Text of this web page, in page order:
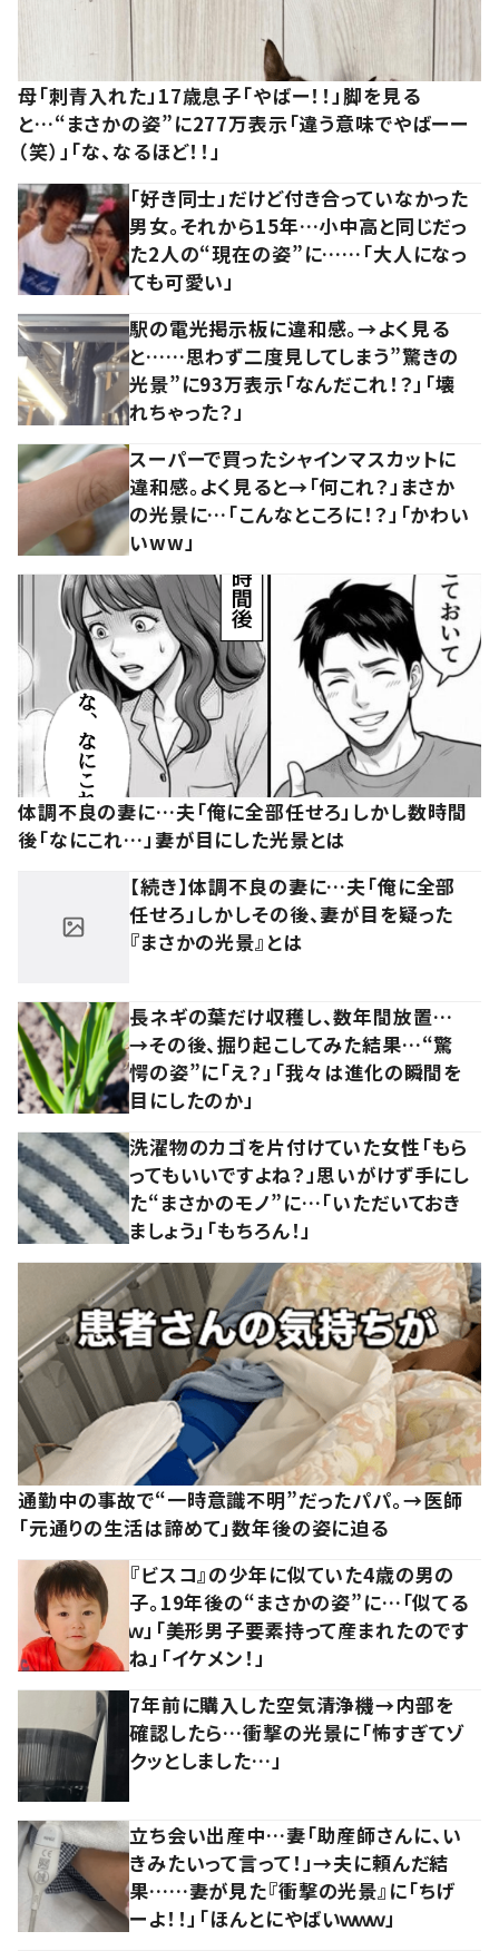
母「刺青入れた」17歳息子「やばー！！」脚を見る
と…“まさかの姿”に277万表示「違う意味でやばーー
（笑）」「な、なるほど！！」
「好き同士」だけど付き合っていなかった
男女。それから15年…小中高と同じだっ
た2人の“現在の姿”に……「大人になっ
ても可愛い」
駅の電光掲示板に違和感。→よく見る
と……思わず二度見してしまう”驚きの
光景”に93万表示「なんだこれ！？」「壊
れちゃった？」
スーパーで買ったシャインマスカットに
違和感。よく見ると→「何これ？」まさか
の光景に…「こんなところに！？」「かわい
いww」
体調不良の妻に…夫「俺に全部任せろ」しかし数時間
後「なにこれ…」妻が目にした光景とは
【続き】体調不良の妻に…夫「俺に全部
任せろ」しかしその後、妻が目を疑った
『まさかの光景』とは
長ネギの葉だけ収穫し、数年間放置…
→その後、掘り起こしてみた結果…“驚
愕の姿”に「え？」「我々は進化の瞬間を
目にしたのか」
洗濯物のカゴを片付けていた女性「もら
ってもいいですよね？」思いがけず手にし
た“まさかのモノ”に…「いただいておき
ましょう」「もちろん！」
通勤中の事故で“一時意識不明”だったパパ。→医師
「元通りの生活は諦めて」数年後の姿に迫る
『ビスコ』の少年に似ていた4歳の男の
子。19年後の“まさかの姿”に…「似てる
ｗ」「美形男子要素持って産まれたのです
ね」「イケメン！」
7年前に購入した空気清浄機→内部を
確認したら…衝撃の光景に「怖すぎてゾ
クッとしました…」
立ち会い出産中…妻「助産師さんに、い
きみたいって言って！」→夫に頼んだ結
果……妻が見た『衝撃の光景』に「ちげ
ーよ！！」「ほんとにやばいｗｗｗ」